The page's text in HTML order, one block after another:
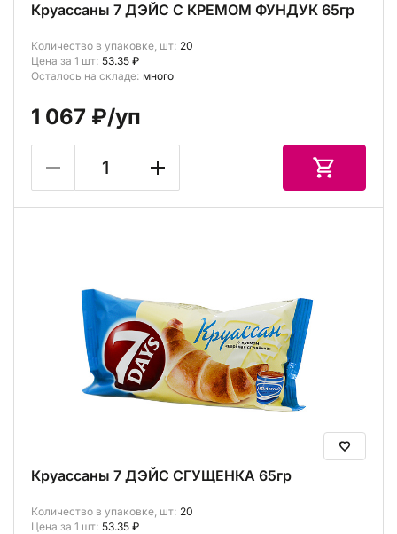
Круассаны 7 ДЭЙС С КРЕМОМ ФУНДУК 65гр
Количество в упаковке, шт: 20
Цена за 1 шт: 53.35 ₽
Осталось на складе: много
1 067 ₽/уп
Круассаны 7 ДЭЙС СГУЩЕНКА 65гр
Количество в упаковке, шт: 20
Цена за 1 шт: 53.35 ₽